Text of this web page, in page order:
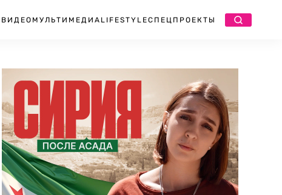
ВИДЕО МУЛЬТИМЕДИА LIFESTYLEСПЕЦПРОЕКТЫ